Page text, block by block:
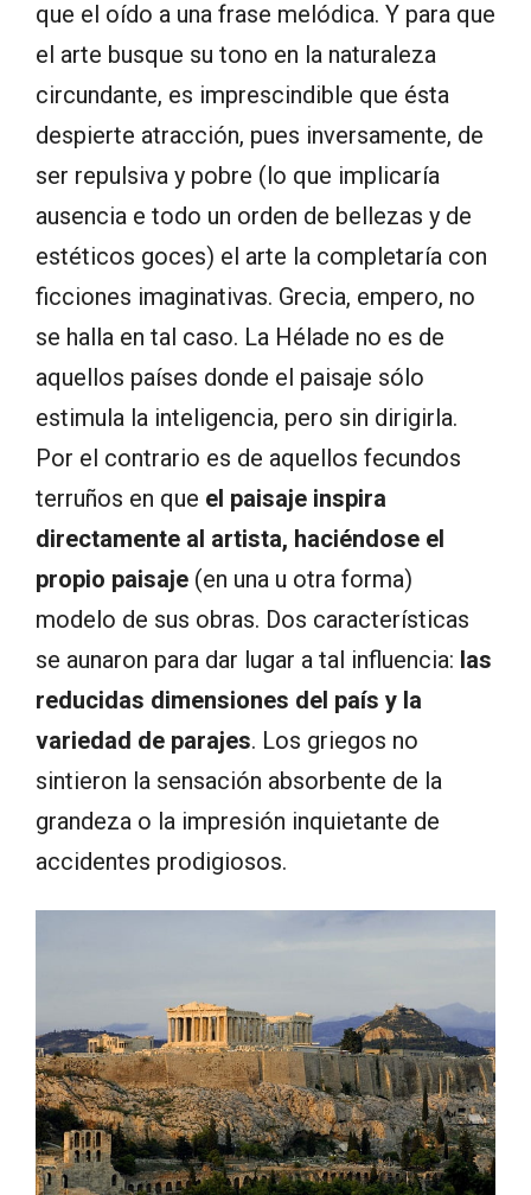
que el oído a una frase melódica. Y para que
el arte busque su tono en la naturaleza
circundante, es imprescindible que ésta
despierte atracción, pues inversamente, de
ser repulsiva y pobre (lo que implicaría
ausencia e todo un orden de bellezas y de
estéticos goces) el arte la completaría con
ficciones imaginativas. Grecia, empero, no
se halla en tal caso. La Hélade no es de
aquellos países donde el paisaje sólo
estimula la inteligencia, pero sin dirigirla.
Por el contrario es de aquellos fecundos
terruños en que el paisaje inspira
directamente al artista, haciéndose el
propio paisaje (en una u otra forma)
modelo de sus obras. Dos características
se aunaron para dar lugar a tal influencia: las
reducidas dimensiones del país y la
variedad de parajes. Los griegos no
sintieron la sensación absorbente de la
grandeza o la impresión inquietante de
accidentes prodigiosos.